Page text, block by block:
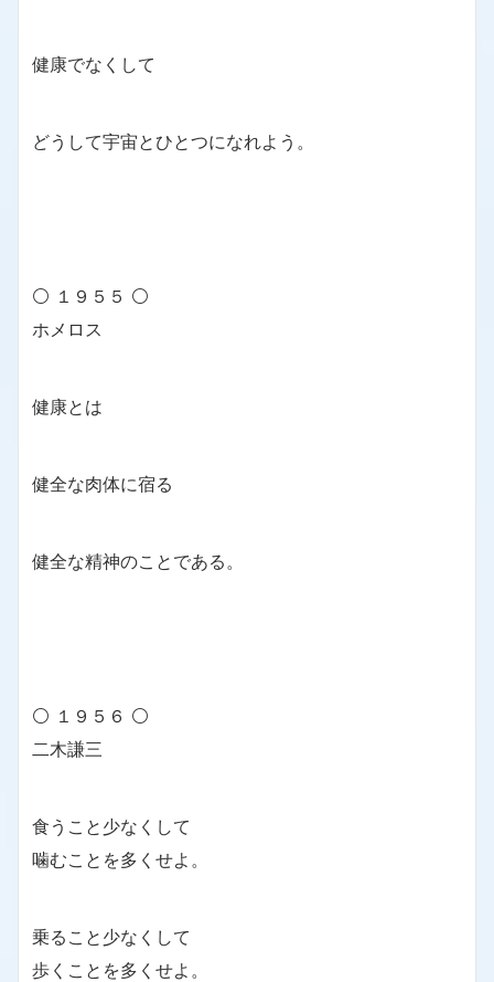
健康でなくして
どうして宇宙とひとつになれよう。
⚪ １９５５ ⚪
ホメロス
健康とは
健全な肉体に宿る
健全な精神のことである。
⚪ １９５６ ⚪
二木謙三
食うこと少なくして
噛むことを多くせよ。
乗ること少なくして
歩くことを多くせよ。